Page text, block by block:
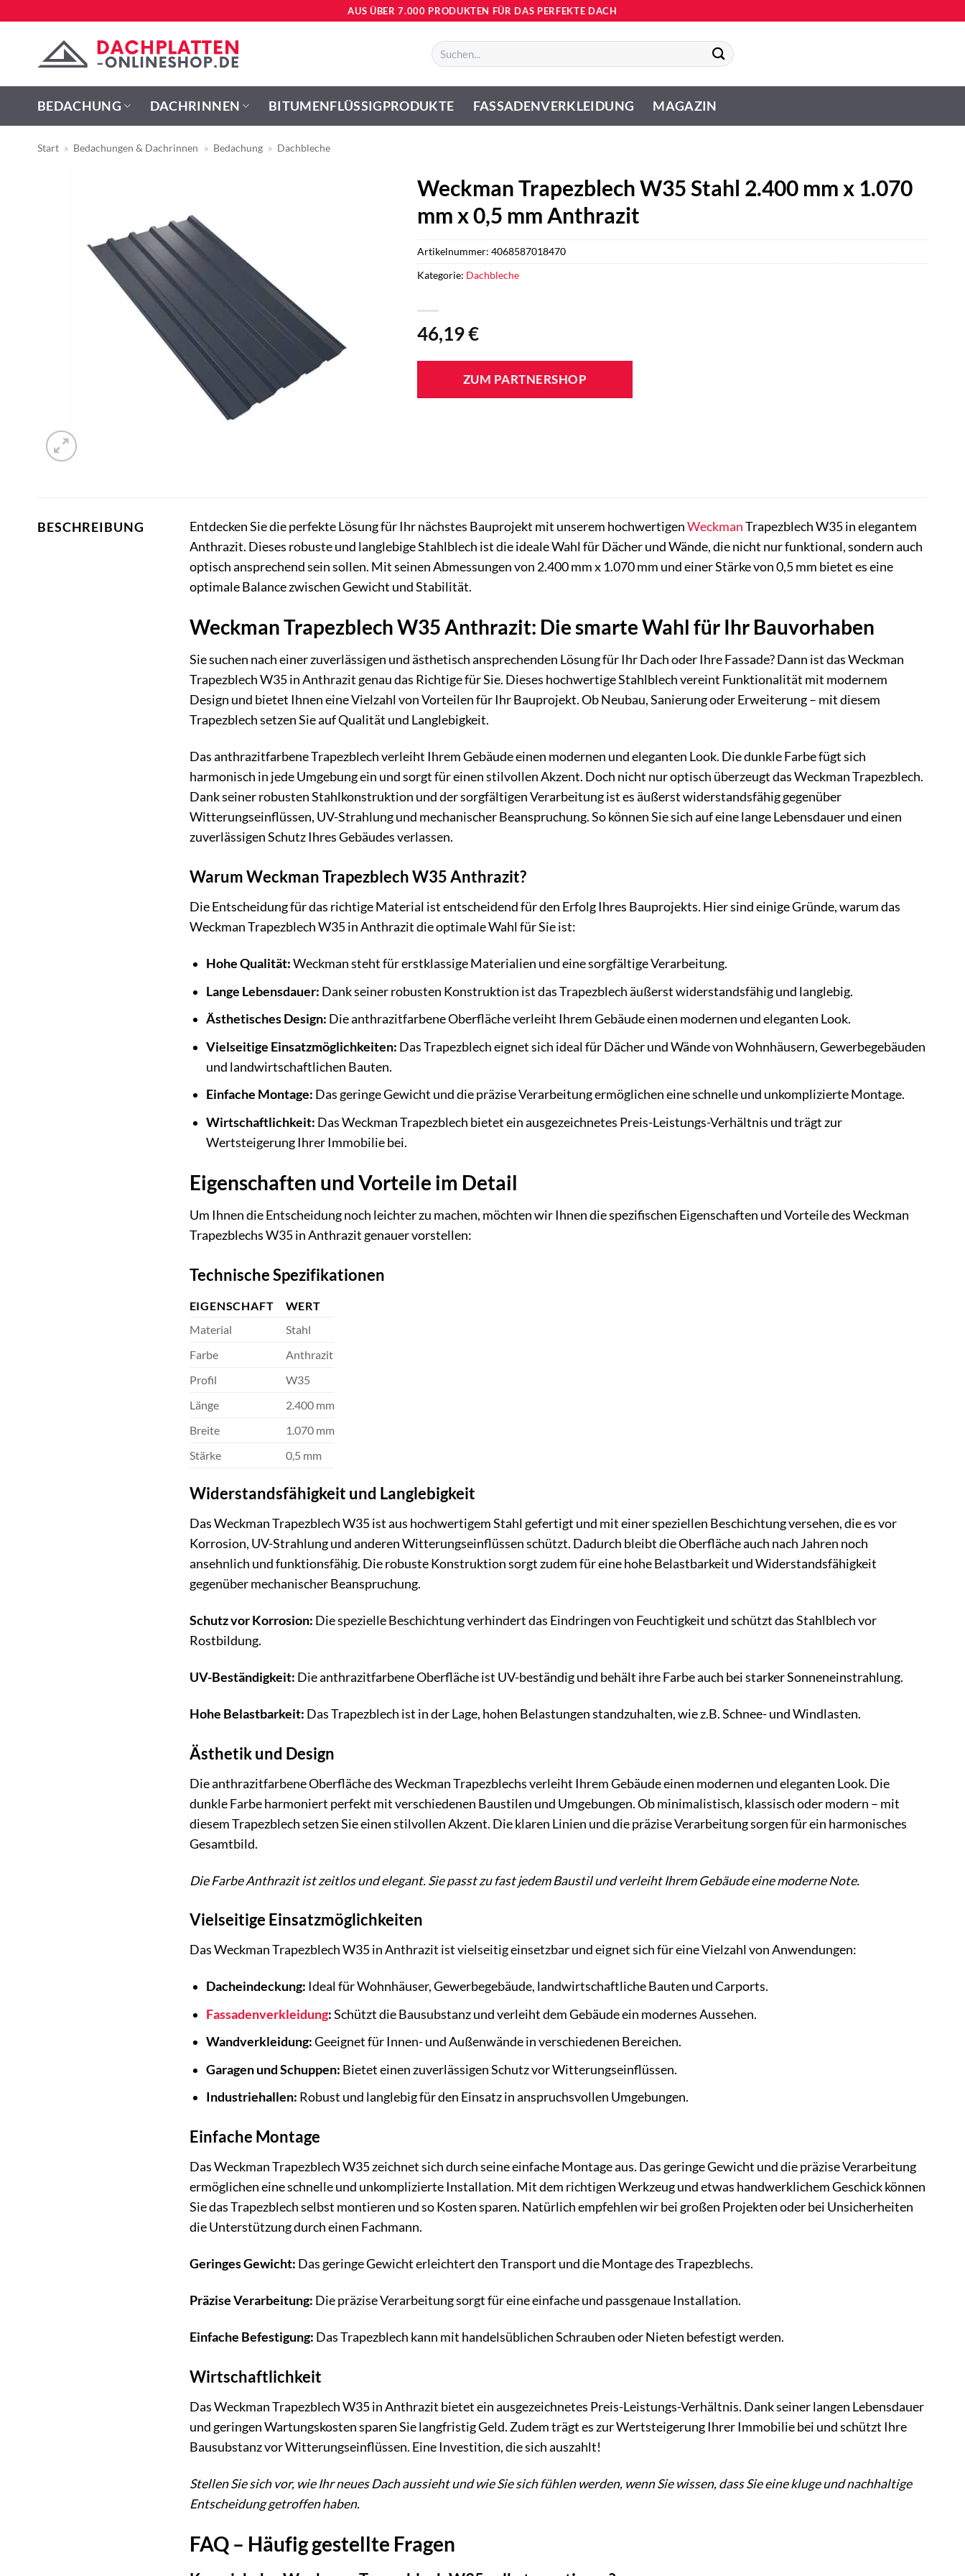
AUS ÜBER 7.000 PRODUKTEN FÜR DAS PERFEKTE DACH
Suchen
nach:
BEDACHUNG DACHRINNEN BITUMENFLÜSSIGPRODUKTE FASSADENVERKLEIDUNG MAGAZIN
Start » Bedachungen & Dachrinnen » Bedachung » Dachbleche
Weckman Trapezblech W35 Stahl 2.400 mm x 1.070
mm x 0,5 mm Anthrazit
46,19€
ZUM PARTNERSHOP
Artikelnummer:4068587018470
Kategorie: Dachbleche
BESCHREIBUNG Entdecken Sie die perfekte Lösung für Ihr nächstes Bauprojekt mit unserem hochwertigenWeckmanTrapezblech W35 in elegantem
Anthrazit. Dieses robuste und langlebige Stahlblech ist die ideale Wahl für Dächer und Wände, die nicht nur funktional, sondern auch
optisch ansprechend sein sollen. Mit seinen Abmessungen von 2.400 mm x 1.070 mm und einer Stärke von 0,5 mm bietet es eine
optimale Balance zwischen Gewicht und Stabilität.
Weckman Trapezblech W35 Anthrazit: Die smarte Wahl für Ihr Bauvorhaben
Sie suchen nach einer zuverlässigen und ästhetisch ansprechenden Lösung für Ihr Dach oder Ihre Fassade? Dann ist das Weckman
Trapezblech W35 in Anthrazit genau das Richtige für Sie. Dieses hochwertige Stahlblech vereint Funktionalität mit modernem
Design und bietet Ihnen eine Vielzahl von Vorteilen für Ihr Bauprojekt. Ob Neubau, Sanierung oder Erweiterung – mit diesem
Trapezblech setzen Sie auf Qualität und Langlebigkeit.
Das anthrazitfarbene Trapezblech verleiht Ihrem Gebäude einen modernen und eleganten Look. Die dunkle Farbe fügt sich
harmonisch in jede Umgebung ein und sorgt für einen stilvollen Akzent. Doch nicht nur optisch überzeugt das Weckman Trapezblech.
Dank seiner robusten Stahlkonstruktion und der sorgfältigen Verarbeitung ist es äußerst widerstandsfähig gegenüber
Witterungseinflüssen, UV-Strahlung und mechanischer Beanspruchung. So können Sie sich auf eine lange Lebensdauer und einen
zuverlässigen Schutz Ihres Gebäudes verlassen.
Warum Weckman Trapezblech W35 Anthrazit?
Die Entscheidung für das richtige Material ist entscheidend für den Erfolg Ihres Bauprojekts. Hier sind einige Gründe, warum das
Weckman Trapezblech W35 in Anthrazit die optimale Wahl für Sie ist:
Hohe Qualität:Weckman steht für erstklassige Materialien und eine sorgfältige Verarbeitung.
Lange Lebensdauer: Dank seiner robusten Konstruktion ist das Trapezblech äußerst widerstandsfähig und langlebig.
Ästhetisches Design: Die anthrazitfarbene Oberfläche verleiht Ihrem Gebäude einen modernen und eleganten Look.
Vielseitige Einsatzmöglichkeiten: Das Trapezblech eignet sich ideal für Dächer und Wände von Wohnhäusern, Gewerbegebäuden
und landwirtschaftlichen Bauten.
Einfache Montage: Das geringe Gewicht und die präzise Verarbeitung ermöglichen eine schnelle und unkomplizierte Montage.
Wirtschaftlichkeit: Das Weckman Trapezblech bietet ein ausgezeichnetes Preis-Leistungs-Verhältnis und trägt zur
Wertsteigerung Ihrer Immobilie bei.
Eigenschaften und Vorteile im Detail
Um Ihnen die Entscheidung noch leichter zu machen, möchten wir Ihnen die spezifischen Eigenschaften und Vorteile des Weckman
Trapezblechs W35 in Anthrazit genauer vorstellen:
Technische Spezifikationen
EIGENSCHAFT
WERT
Material
Stahl
Farbe
Anthrazit
Profil
W35
Länge
2.400 mm
Breite
1.070 mm
Stärke
0,5 mm
Widerstandsfähigkeit und Langlebigkeit
Das Weckman Trapezblech W35 ist aus hochwertigem Stahl gefertigt und mit einer speziellen Beschichtung versehen, die es vor
Korrosion, UV-Strahlung und anderen Witterungseinflüssen schützt. Dadurch bleibt die Oberfläche auch nach Jahren noch
ansehnlich und funktionsfähig. Die robuste Konstruktion sorgt zudem für eine hohe Belastbarkeit und Widerstandsfähigkeit
gegenüber mechanischer Beanspruchung.
Schutz vor Korrosion: Die spezielle Beschichtung verhindert das Eindringen von Feuchtigkeit und schützt das Stahlblech vor
Rostbildung.
UV-Beständigkeit: Die anthrazitfarbene Oberfläche ist UV-beständig und behält ihre Farbe auch bei starker Sonneneinstrahlung.
Hohe Belastbarkeit: Das Trapezblech ist in der Lage, hohen Belastungen standzuhalten, wie z.B. Schnee- und Windlasten.
Ästhetik und Design
Die anthrazitfarbene Oberfläche des Weckman Trapezblechs verleiht Ihrem Gebäude einen modernen und eleganten Look. Die
dunkle Farbe harmoniert perfekt mit verschiedenen Baustilen und Umgebungen. Ob minimalistisch, klassisch oder modern – mit
diesem Trapezblech setzen Sie einen stilvollen Akzent. Die klaren Linien und die präzise Verarbeitung sorgen für ein harmonisches
Gesamtbild.
Die Farbe Anthrazit ist zeitlos und elegant. Sie passt zu fast jedem Baustil und verleiht Ihrem Gebäude eine moderne Note.
Vielseitige Einsatzmöglichkeiten
Das Weckman Trapezblech W35 in Anthrazit ist vielseitig einsetzbar und eignet sich für eine Vielzahl von Anwendungen:
Dacheindeckung: Ideal für Wohnhäuser, Gewerbegebäude, landwirtschaftliche Bauten und Carports.
Fassadenverkleidung:Schützt die Bausubstanz und verleiht dem Gebäude ein modernes Aussehen.
Wandverkleidung:Geeignet für Innen- und Außenwände in verschiedenen Bereichen.
Garagen und Schuppen: Bietet einen zuverlässigen Schutz vor Witterungseinflüssen.
Industriehallen: Robust und langlebig für den Einsatz in anspruchsvollen Umgebungen.
Einfache Montage
Das Weckman Trapezblech W35 zeichnet sich durch seine einfache Montage aus. Das geringe Gewicht und die präzise Verarbeitung
ermöglichen eine schnelle und unkomplizierte Installation. Mit dem richtigen Werkzeug und etwas handwerklichem Geschick können
Sie das Trapezblech selbst montieren und so Kosten sparen. Natürlich empfehlen wir bei großen Projekten oder bei Unsicherheiten
die Unterstützung durch einen Fachmann.
Geringes Gewicht: Das geringe Gewicht erleichtert den Transport und die Montage des Trapezblechs.
Präzise Verarbeitung: Die präzise Verarbeitung sorgt für eine einfache und passgenaue Installation.
Einfache Befestigung: Das Trapezblech kann mit handelsüblichen Schrauben oder Nieten befestigt werden.
Wirtschaftlichkeit
Das Weckman Trapezblech W35 in Anthrazit bietet ein ausgezeichnetes Preis-Leistungs-Verhältnis. Dank seiner langen Lebensdauer
und geringen Wartungskosten sparen Sie langfristig Geld. Zudem trägt es zur Wertsteigerung Ihrer Immobilie bei und schützt Ihre
Bausubstanz vor Witterungseinflüssen. Eine Investition, die sich auszahlt!
Stellen Sie sich vor, wie Ihr neues Dach aussieht und wie Sie sich fühlen werden, wenn Sie wissen, dass Sie eine kluge und nachhaltige
Entscheidung getroffen haben.
FAQ – Häufig gestellte Fragen